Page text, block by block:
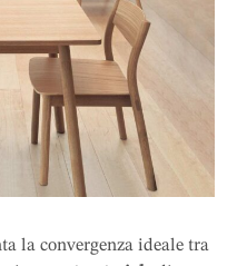
la convergenza ideale tra